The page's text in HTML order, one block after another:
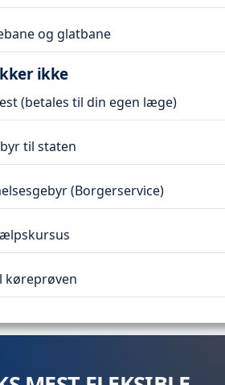
og glatbane
ikke
(betales til din egen læge)
til staten
(Borgerservice)
køreprøven